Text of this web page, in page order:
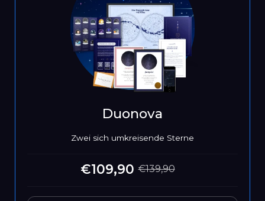
Duonova
Zwei sich umkreisende Sterne
Sonderpreis
€109,90 Normaler
€139,90